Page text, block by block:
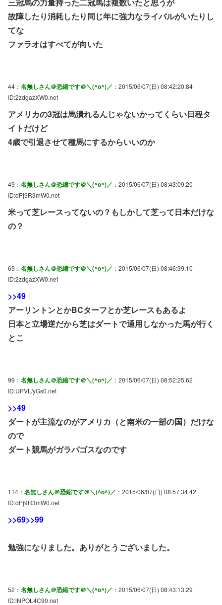
故障したり消耗したり同じ年に強力なライバルがいたりし
てな
ファラオはすべてが向いた
44： 名無しさん＠恐縮です＠＼(^o^)／ ：2015/06/07(日) 08:42:20.84
ID:2zdgazXW0.net
アメリカの3冠は馬潰れるんじゃないかってくらい日程タ
イトだけど
4歳で引退させて種馬にするからいいのか
49： 名無しさん＠恐縮です＠＼(^o^)／ ：2015/06/07(日) 08:43:09.20
ID:dPj9R3mW0.net
米って芝レースってないの？もしかして芝って日本だけな
の？
69： 名無しさん＠恐縮です＠＼(^o^)／ ：2015/06/07(日) 08:46:39.10
ID:2zdgazXW0.net
>>49
アーリントンとかBCターフとか芝レースもあるよ
日本と立場逆だから芝はダートで通用しなかった馬が行く
とこ
99： 名無しさん＠恐縮です＠＼(^o^)／ ：2015/06/07(日) 08:52:25.62
ID:UPVL/yGs0.net
>>49
ダートが主流なのがアメリカ（と南米の一部の国）だけな
ので
ダート競馬がガラパゴスなのです
114： 名無しさん＠恐縮です＠＼(^o^)／ ：2015/06/07(日) 08:57:34.42
ID:dPj9R3mW0.net
>>69>>99
勉強になりました。ありがとうございました。
52： 名無しさん＠恐縮です＠＼(^o^)／ ：2015/06/07(日) 08:43:13.29
ID:lNPOL4C90.net